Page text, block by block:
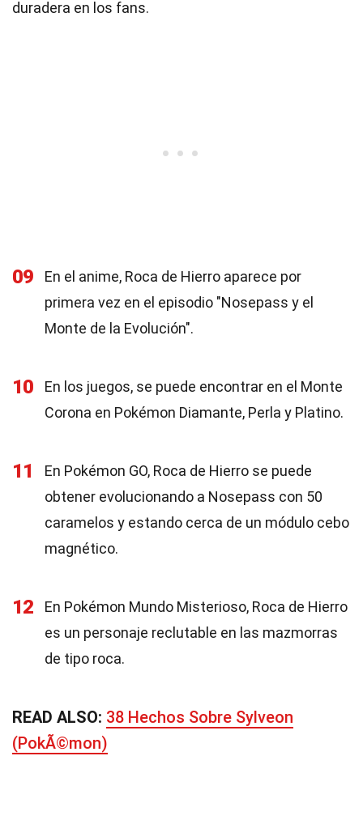
duradera en los fans.
09
En el anime, Roca de Hierro aparece por
primera vez en el episodio "Nosepass y el
Monte de la Evolución".
10
En los juegos, se puede encontrar en el Monte
Corona en Pokémon Diamante, Perla y Platino.
11
En Pokémon GO, Roca de Hierro se puede
obtener evolucionando a Nosepass con 50
caramelos y estando cerca de un módulo cebo
magnético.
12
En Pokémon Mundo Misterioso, Roca de Hierro
es un personaje reclutable en las mazmorras
de tipo roca.
READ ALSO: 38 Hechos Sobre Sylveon
(PokÃ©mon)